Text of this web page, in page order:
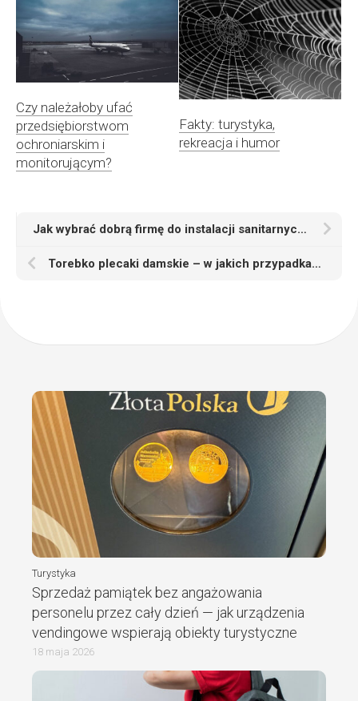
Czy należałoby ufać
przedsiębiorstwom
ochroniarskim i
monitorującym?
Fakty: turystyka,
rekreacja i humor
Jak wybrać dobrą firmę do instalacji sanitarnych w szpitalach
Torebko plecaki damskie – w jakich przypadkach może być pomocny
Turystyka
Sprzedaż pamiątek bez angażowania
personelu przez cały dzień — jak urządzenia
vendingowe wspierają obiekty turystyczne
18 maja 2026